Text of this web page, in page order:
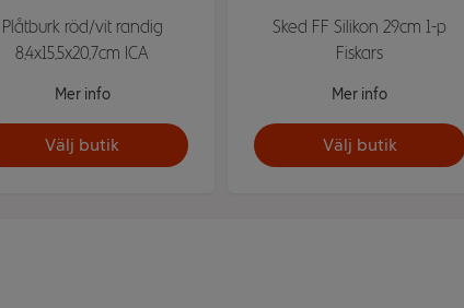
Plåtburk röd/vit randig
8,4x15,5x20,7cm ICA
Mer info
Välj butik
Sked FF Silikon 29cm 1-p
Fiskars
Mer info
Välj butik